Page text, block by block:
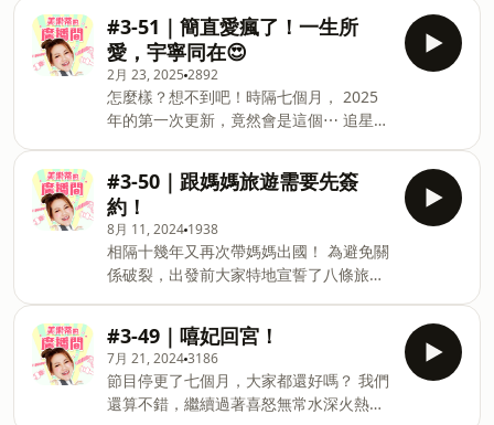
沒什麼事是一場麻將解決不了的，如果
有，那就再打第二場！
______________________________ 美樂蒂的廣
播間第三季 美樂粉絲團：美樂蒂 Melody
美樂IG：runnermelody Powered by
Firstory Hosting
#3-51｜簡直愛瘋了！一生所
愛，宇寧同在😍
2月 23, 2025 2892
怎麼樣？想不到吧！時隔七個月， 2025
年的第一次更新，竟然會是這個⋯ 追星的
我，就在上一個偶像結婚以後，我原以
為⋯我這輩子大概不會再追星了，怎知半
路殺出了一個劉宇寧。
______________________________ 美樂蒂的廣
播間第三季 美樂粉絲團：美樂蒂 Melody
美樂IG：runnermelody Powered by
Firstory Hosting
#3-50｜跟媽媽旅遊需要先簽
約！
8月 11, 2024 1938
相隔十幾年又再次帶媽媽出國！ 為避免關
係破裂，出發前大家特地宣誓了八條旅遊
望老娘也是這麼想囉。
______________________________ 美樂蒂的廣
播間第三季 美樂粉絲團：美樂蒂 Melody
美樂IG：runnermelody Powered by
#3-49｜嘻妃回宮！
7月 21, 20243186
節目停更了七個月，大家都還好嗎？ 我們
還算不錯，繼續過著喜怒無常水深火熱的